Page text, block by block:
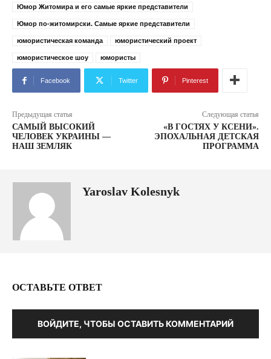
Юмор Житомира и его самые яркие представители
Юмор по-житомирски. Самые яркие представители
юмористическая команда юмористический проект
юмористическое шоу юмористы
Facebook Twitter Pinterest
Предыдущая статья
САМЫЙ ВЫСОКИЙ
ЧЕЛОВЕК УКРАИНЫ —
НАШ ЗЕМЛЯК
Следующая статья
«В ГОСТЯХ У КСЕНИ».
ЭПОХАЛЬНАЯ ДЕТСКАЯ
ПРОГРАММА
Yaroslav Kolesnyk
ОСТАВЬТЕ ОТВЕТ
ВОЙДИТЕ, ЧТОБЫ ОСТАВИТЬ КОММЕНТАРИЙ